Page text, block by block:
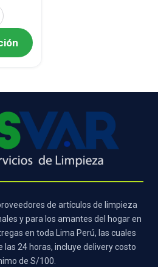
de artículos de limpieza
y para los amantes del hogar en
en toda Lima Perú, las cuales
24 horas, incluye delivery costo
de S/100.